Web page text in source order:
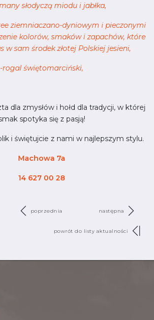
słodyczą miodu i jabłka,
ziemniaczano-dyniowym i pieczonymi
kolorów, smaków i zapachów, które
w sam środek złotej Polskiej jesieni,
-rogal świętomarciński,
dla zmysłów i hołd dla tradycji, w której
spotyka się z pasją!
i świętujcie z nami w najlepszym stylu.
Machowa 7a
14 627 00 28
poprzednia następna
powrót do listy aktualności